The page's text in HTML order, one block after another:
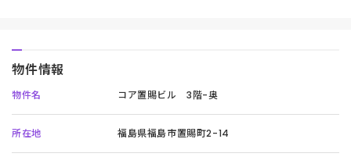
物件情報
物件名 コア置賜ビル 3階-奥
所在地 福島県福島市置賜町2-14